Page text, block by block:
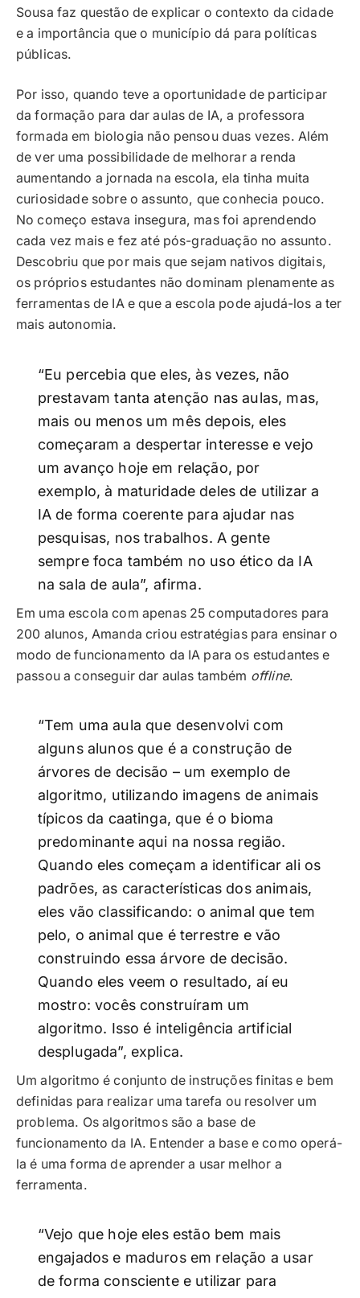
Sousa faz questão de explicar o contexto da cidade
e a importância que o município dá para políticas
públicas.
Por isso, quando teve a oportunidade de participar
da formação para dar aulas de IA, a professora
formada em biologia não pensou duas vezes. Além
de ver uma possibilidade de melhorar a renda
aumentando a jornada na escola, ela tinha muita
curiosidade sobre o assunto, que conhecia pouco.
No começo estava insegura, mas foi aprendendo
cada vez mais e fez até pós-graduação no assunto.
Descobriu que por mais que sejam nativos digitais,
os próprios estudantes não dominam plenamente as
ferramentas de IA e que a escola pode ajudá-los a ter
mais autonomia.
“Eu percebia que eles, às vezes, não
prestavam tanta atenção nas aulas, mas,
mais ou menos um mês depois, eles
começaram a despertar interesse e vejo
um avanço hoje em relação, por
exemplo, à maturidade deles de utilizar a
IA de forma coerente para ajudar nas
pesquisas, nos trabalhos. A gente
sempre foca também no uso ético da IA
na sala de aula”, afirma.
Em uma escola com apenas 25 computadores para
200 alunos, Amanda criou estratégias para ensinar o
modo de funcionamento da IA para os estudantes e
passou a conseguir dar aulas também offline.
“Tem uma aula que desenvolvi com
alguns alunos que é a construção de
árvores de decisão – um exemplo de
algoritmo, utilizando imagens de animais
típicos da caatinga, que é o bioma
predominante aqui na nossa região.
Quando eles começam a identificar ali os
padrões, as características dos animais,
eles vão classificando: o animal que tem
pelo, o animal que é terrestre e vão
construindo essa árvore de decisão.
Quando eles veem o resultado, aí eu
mostro: vocês construíram um
algoritmo. Isso é inteligência artificial
desplugada”, explica.
Um algoritmo é conjunto de instruções finitas e bem
definidas para realizar uma tarefa ou resolver um
problema. Os algoritmos são a base de
funcionamento da IA. Entender a base e como operá-
la é uma forma de aprender a usar melhor a
ferramenta.
“Vejo que hoje eles estão bem mais
engajados e maduros em relação a usar
de forma consciente e utilizar para